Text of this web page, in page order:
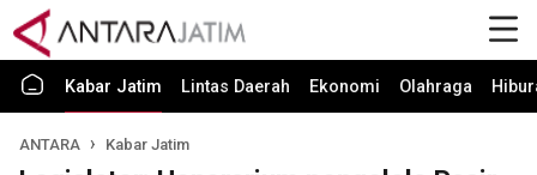
Kabar Jatim Lintas Daerah Ekonomi Olahraga
ANTARA Kabar Jatim